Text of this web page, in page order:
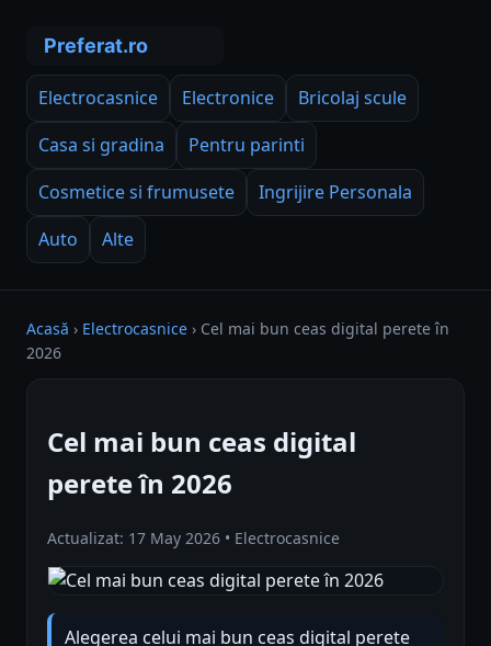
Electrocasnice Electronice
Bricolaj scule
Casa si gradina
Pentru parinti
Cosmetice si frumusete
Ingrijire Personala
Auto
Alte
Acasă › Electrocasnice › Cel mai bun ceas digital perete în
2026
Cel mai bun ceas digital
perete în 2026
Actualizat: 17 May 2026 • Electrocasnice
Alegerea celui mai bun ceas digital perete